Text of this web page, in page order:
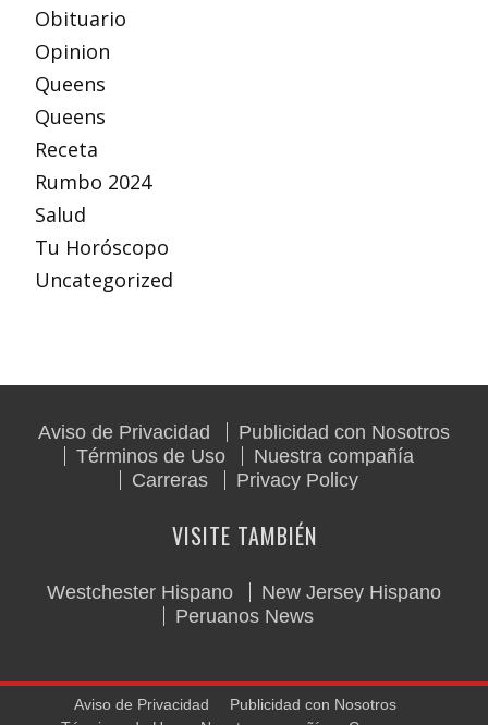
Obituario
Opinion
Queens
Queens
Receta
Rumbo 2024
Salud
Tu Horóscopo
Uncategorized
Aviso de Privacidad
Publicidad con Nosotros
Términos de Uso
Nuestra compañía
Carreras
Privacy Policy
VISITE TAMBIÉN
Westchester Hispano
New Jersey Hispano
Peruanos News
Aviso de Privacidad
Publicidad con Nosotros